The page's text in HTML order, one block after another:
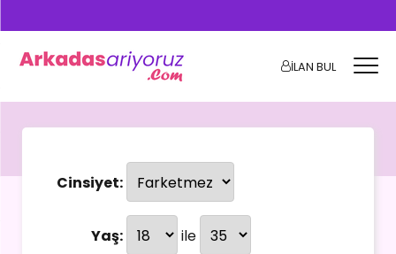
İLAN BUL
Cinsiyet:
Yaş: ile